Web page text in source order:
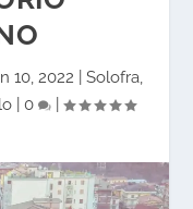
10, 2022 Solofra,
0